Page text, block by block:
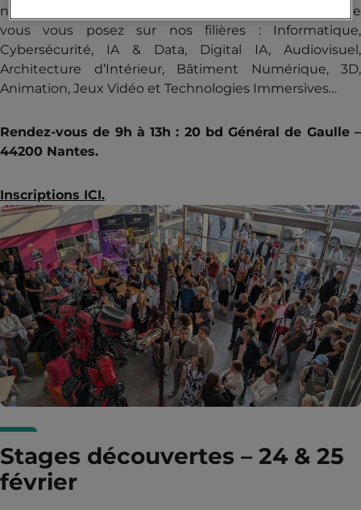
nous pourrons répondre à toutes les questions que
vous vous posez sur nos filières : Informatique,
Cybersécurité, IA & Data, Digital IA, Audiovisuel,
Architecture d’Intérieur, Bâtiment Numérique, 3D,
Animation, Jeux Vidéo et Technologies Immersives…
Rendez-vous de 9h à 13h : 20 bd Général de Gaulle –
44200 Nantes.
Inscriptions ICI.
Stages découvertes – 24 & 25
février